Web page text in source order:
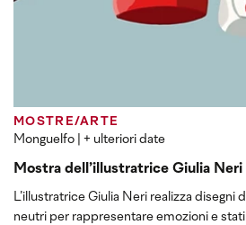
MOSTRE/ARTE
Monguelfo | + ulteriori date
Mostra dell’illustratrice Giulia
L’illustratrice Giulia Neri realizza disegni
neutri per rappresentare emozioni e stati